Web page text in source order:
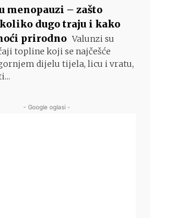
menopauzi – zašto
dugo traju i kako
prirodno Valunzi su
topline koji se najčešće
dijelu tijela, licu i vratu,
- Google oglasi -